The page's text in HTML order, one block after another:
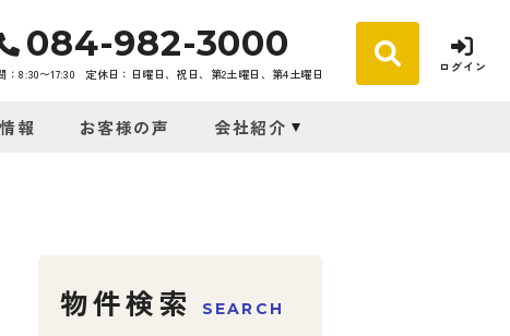
084-982-3000
：8:30〜17:30 定休日：日曜日、祝日、第2土曜日、第4土曜日 ログイン
報 お客様の声 会社紹介
物件検索 SEARCH